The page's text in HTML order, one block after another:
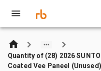
Quantity of (28) 2026
Coated Vee Paneel (Unused)